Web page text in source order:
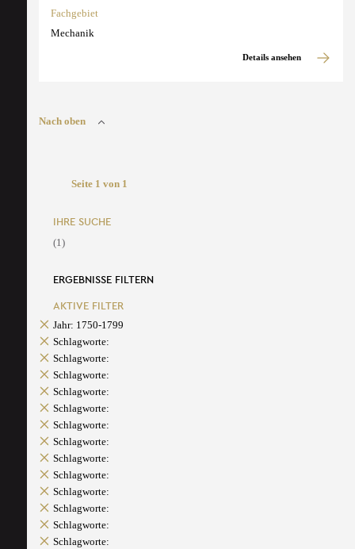
Fachgebiet
Mechanik
Details ansehen
Nach oben
Seite 1 von 1
IHRE SUCHE
(1)
ERGEBNISSE FILTERN
AKTIVE FILTER
Jahr: 1750-1799
Schlagworte:
Schlagworte:
Schlagworte:
Schlagworte:
Schlagworte:
Schlagworte:
Schlagworte:
Schlagworte:
Schlagworte:
Schlagworte:
Schlagworte:
Schlagworte:
Schlagworte: